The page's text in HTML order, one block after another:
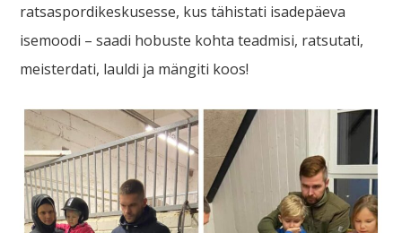
ratsaspordikeskusesse, kus tähistati isadepäeva
isemoodi – saadi hobuste kohta teadmisi, ratsutati,
meisterdati, lauldi ja mängiti koos!